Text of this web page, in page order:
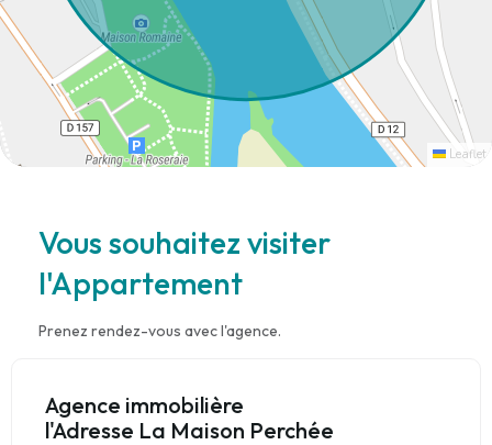
Leaflet
Vous souhaitez visiter
l'Appartement
Prenez rendez-vous avec l'agence.
Agence immobilière
l'Adresse La Maison Perchée